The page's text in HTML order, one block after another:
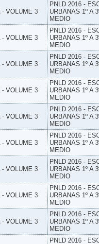
- VOLUME 3
PNLD 2016 -
URBANAS 1º A
MEDIO
- VOLUME 3
PNLD 2016 -
URBANAS 1º A
MEDIO
- VOLUME 3
PNLD 2016 -
URBANAS 1º A
MEDIO
- VOLUME 3
PNLD 2016 -
URBANAS 1º A
MEDIO
- VOLUME 3
PNLD 2016 -
URBANAS 1º A
MEDIO
- VOLUME 3
PNLD 2016 -
URBANAS 1º A
MEDIO
- VOLUME 3
PNLD 2016 -
URBANAS 1º A
MEDIO
- VOLUME 3
PNLD 2016 -
URBANAS 1º A
MEDIO
- VOLUME 3
PNLD 2016 -
URBANAS 1º A
MEDIO
PNLD 2016 -